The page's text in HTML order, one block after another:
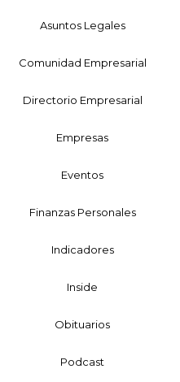
Asuntos Legales
Comunidad Empresarial
Directorio Empresarial
Empresas
Eventos
Finanzas Personales
Indicadores
Inside
Obituarios
Podcast